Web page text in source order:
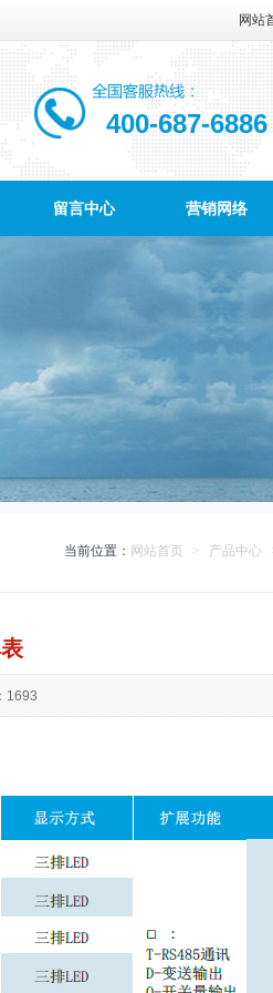
网站
400-687-6886
留言中心 营销网络
当前位置： 网站首页 > 产品中心
1693